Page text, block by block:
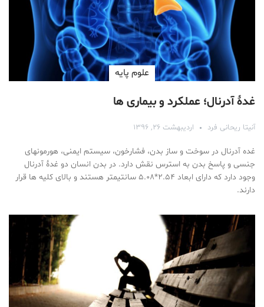
علوم پايه
غدۀ آدرنال؛ عملکرد و بیماری ها
آنیتا ریحانی فرد اردیبهشت ۲۶, ۱۳۹۶
غده آدرنال در سوخت و ساز بدن، فشارخون، سیستم ایمنی، هورمونهای
جنسی و پاسخ بدن به استرس نقش دارد. در بدن انسان دو غدۀ آدرنال
وجود دارد که دارای ابعاد ۲.۵۴*۵.۰۸ سانتیمتر هستند و بالای کلیه ها قرار
دارند.